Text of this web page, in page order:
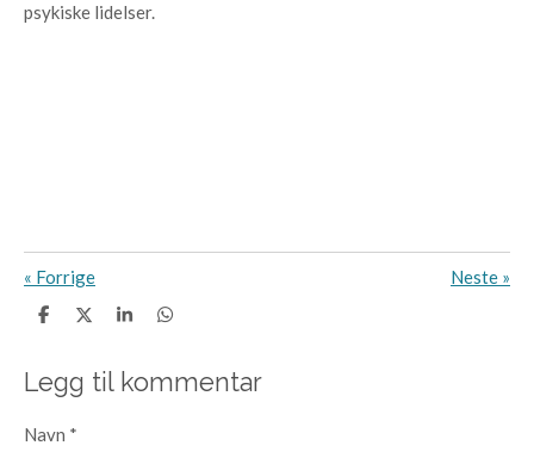
psykiske lidelser.
« Forrige Neste »
D
D
e
D
D
Legg til kommentar
Navn *